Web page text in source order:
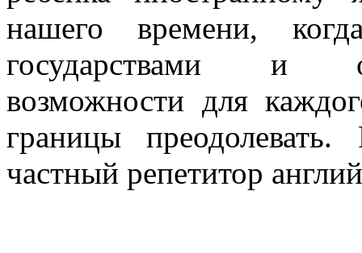
нашего времени,
государствами и
возможности для
границы
частный репетитор